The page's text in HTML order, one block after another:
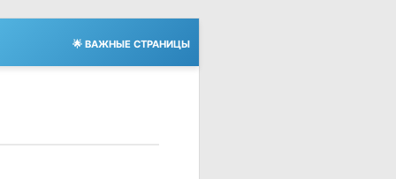
🌟 ВАЖНЫЕ СТРАНИЦЫ